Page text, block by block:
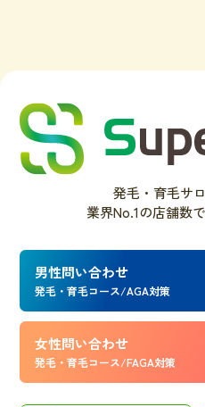
発毛・育毛サ
業界No.1の店舗数
男性問い合わせ
発毛・育毛コース/AGA対策
女性問い合わせ
発毛・育毛コース/FAGA対策